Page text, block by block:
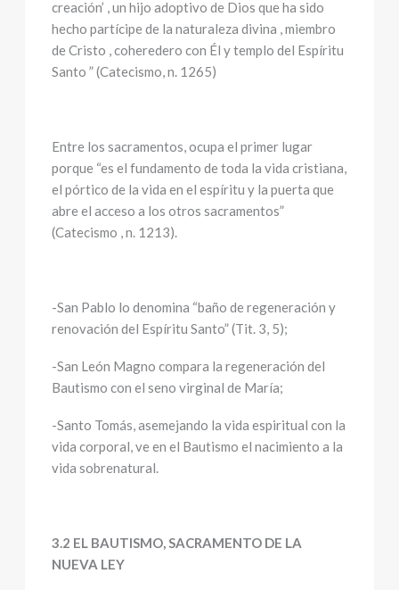
creación’ , un hijo adoptivo de Dios que ha sido
hecho partícipe de la naturaleza divina , miembro
de Cristo , coheredero con Él y templo del Espíritu
Santo ” (Catecismo, n. 1265)
Entre los sacramentos, ocupa el primer lugar
porque “es el fundamento de toda la vida cristiana,
el pórtico de la vida en el espíritu y la puerta que
abre el acceso a los otros sacramentos”
(Catecismo , n. 1213).
-San Pablo lo denomina “baño de regeneración y
renovación del Espíritu Santo” (Tit. 3, 5);
-San León Magno compara la regeneración del
Bautismo con el seno virginal de María;
-Santo Tomás, asemejando la vida espiritual con la
vida corporal, ve en el Bautismo el nacimiento a la
vida sobrenatural.
3.2 EL BAUTISMO, SACRAMENTO DE LA
NUEVA LEY